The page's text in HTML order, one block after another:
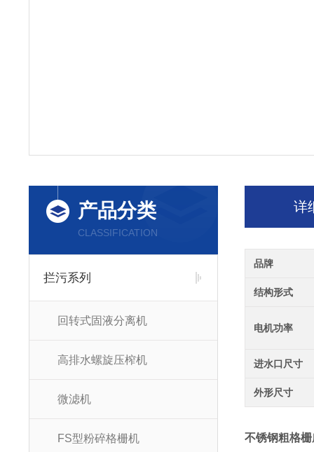
产品分类
CLASSIFICATION
拦污系列
回转式固液分离机
高排水螺旋压榨机
微滤机
FS型粉碎格栅机
详
品牌
结构形式
电机功率
进水口尺寸
外形尺寸
不锈钢粗格栅